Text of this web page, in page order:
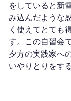
をしていると新
み込んだような
く使えてとても
す。この自習会
夕方の実践家へ
いやりとりをす